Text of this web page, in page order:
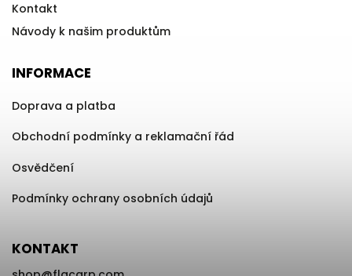
Kontakt
Návody k našim produktům
INFORMACE
Doprava a platba
Obchodní podmínky a reklamační řád
Osvědčení
Podmínky ochrany osobních údajů
KONTAKT